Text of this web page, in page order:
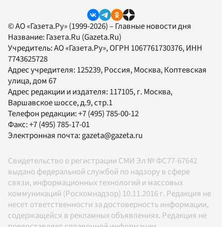
© АО «Газета.Ру» (1999-2026) – Главные новости дня
Название: Газета.Ru (Gazeta.Ru)
Учредитель:АО «Газета.Ру», ОГРН 1067761730376, ИНН
7743625728
Адрес учредителя: 125239, Россия, Москва, Коптевская
улица, дом 67
Адрес редакции и издателя: 117105, г. Москва,
Варшавское шоссе, д.9, стр.1
Телефон редакции:+7 (495) 785-00-12
Факс:+7 (495) 785-17-01
Электронная почта:gazeta@gazeta.ru
Свидетельство о регистрации СМИ Эл № ФС77-67642
выдано федеральной службой по надзору в сфере
связи, информационных технологий и массовых
коммуникаций (Роскомнадзор) 10.11.2016 г. Редакция не
несет ответственности за достоверность информации,
содержащейся в рекламных объявлениях. Редакция не